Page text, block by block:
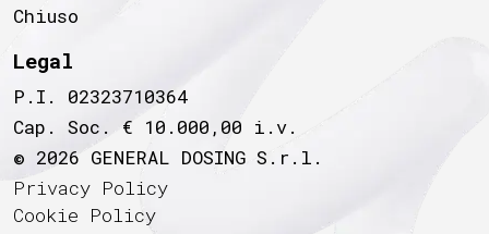
Chiuso
Legal
P.I. 02323710364
Cap. Soc. € 10.000,00 i.v.
© 2026 GENERAL DOSING S.r.l.
Privacy Policy
Cookie Policy